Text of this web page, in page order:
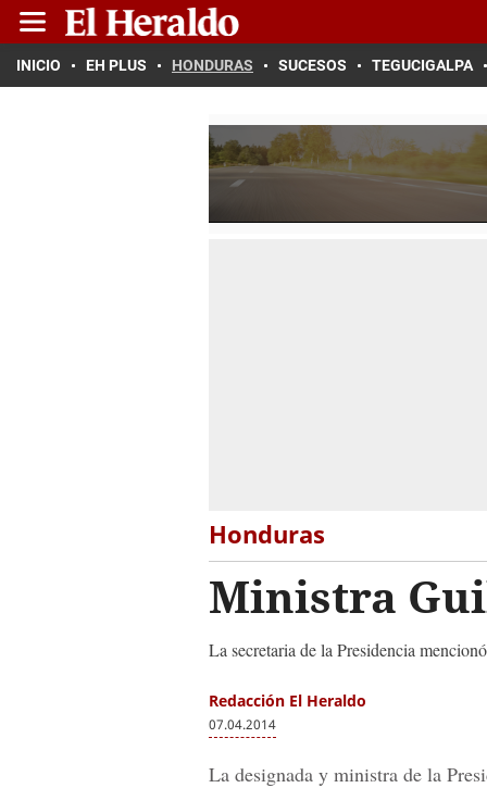
INICIO EH PLUS HONDURAS SUCESOS TEGUCIGALPA
Honduras
Ministra
La secretaria de la Presidencia
Redacción El Heraldo
07.04.2014
La designada y ministra de la